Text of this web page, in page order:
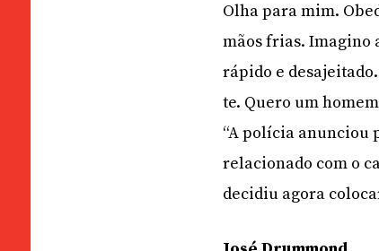
Olha para mim.
mãos frias. Imagino
rápido e
te. Quero um
“A polícia anunciou
relacionado com o
decidiu agora